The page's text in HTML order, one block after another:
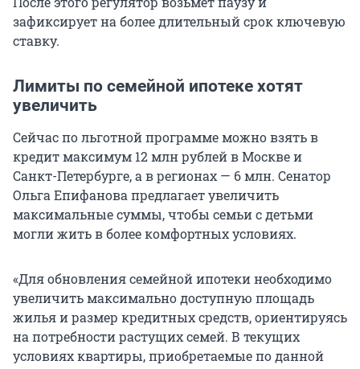
зафиксирует на более длительный срок ключевую
ставку.
Лимиты по семейной ипотеке хотят
увеличить
Сейчас по льготной программе можно взять в
кредит максимум 12 млн рублей в Москве и
Санкт-Петербурге, а в регионах — 6 млн. Сенатор
Ольга Епифанова предлагает увеличить
максимальные суммы, чтобы семьи с детьми
могли жить в более комфортных условиях.
«Для обновления семейной ипотеки необходимо
увеличить максимально доступную площадь
жилья и размер кредитных средств, ориентируясь
на потребности растущих семей. В текущих
условиях квартиры, приобретаемые по данной